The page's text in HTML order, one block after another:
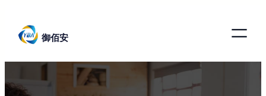
御佰安